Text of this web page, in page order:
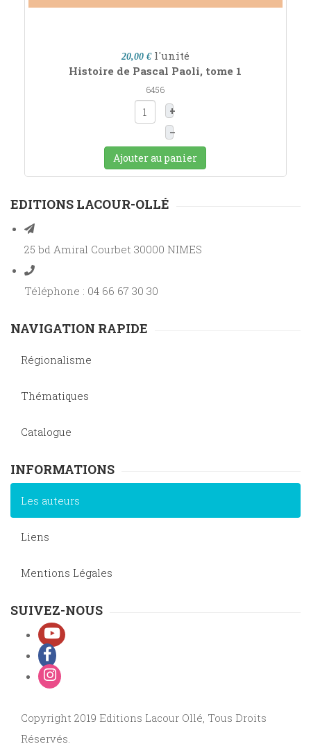
20,00 € l'unité
Histoire de Pascal Paoli, tome 1
6456
+
–
Ajouter au panier
EDITIONS LACOUR-OLLÉ
25 bd Amiral Courbet 30000 NIMES
Téléphone : 04 66 67 30 30
NAVIGATION RAPIDE
Régionalisme
Thématiques
Catalogue
INFORMATIONS
Les auteurs
Liens
Mentions Légales
SUIVEZ-NOUS
Copyright 2019 Editions Lacour Ollé, Tous Droits
Réservés.